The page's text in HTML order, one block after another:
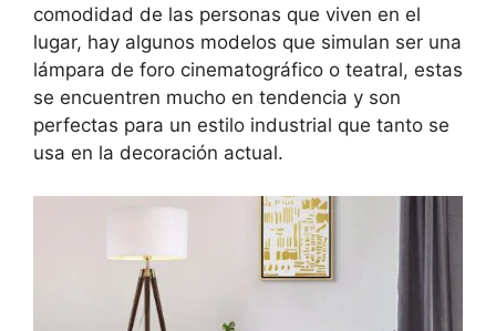
comodidad de las personas que viven en el
lugar, hay algunos modelos que simulan ser una
lámpara de foro cinematográfico o teatral, estas
se encuentren mucho en tendencia y son
perfectas para un estilo industrial que tanto se
usa en la decoración actual.